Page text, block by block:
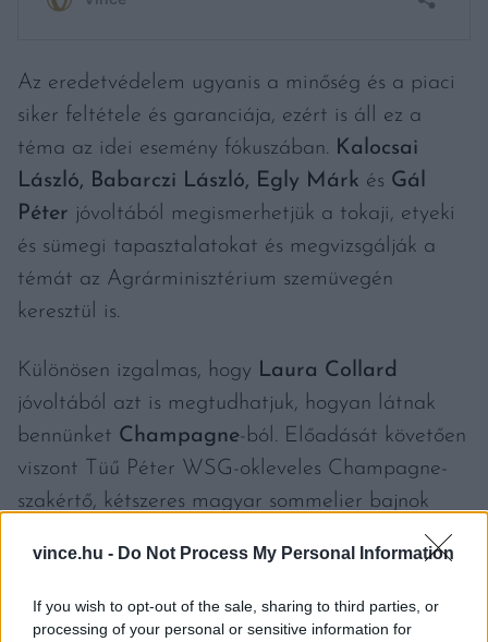
vince.hu - Do Not Process My Personal Information
If you wish to opt-out of the sale, sharing to third parties, or
processing of your personal or sensitive information for
Az eredetvédelem ugyanis a minőség és a piaci
siker feltétele és garanciája, ezért is áll ez a
téma az idei esemény fókuszában. Kalocsai
László, Babarczi László, Egly Márk és Gál
Péter jóvoltából megismerhetjük a tokaji, etyeki
és sümegi tapasztalatokat és megvizsgálják a
témát az Agrárminisztérium szemüvegén
keresztül is.
Különösen izgalmas, hogy Laura Collard
jóvoltából azt is megtudhatjuk, hogyan látnak
bennünket Champagne-ból. Előadását követően
viszont Tüű Péter WSG-okleveles Champagne-
szakértő, kétszeres magyar sommelier bajnok
vezetésével megkóstolhatunk „kinti” eredetvédett
Persze nem marad el a sokak szerint